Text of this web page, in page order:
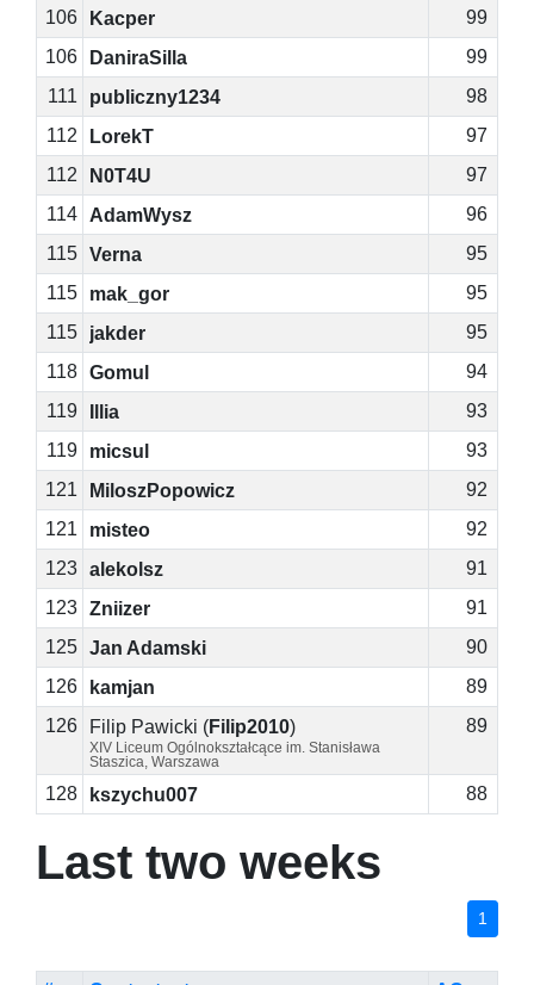
106
Kacper
99
106
DaniraSilla
99
111
publiczny1234
98
112
LorekT
97
112
N0T4U
97
114
AdamWysz
96
115 Verna
95
115
mak_gor
95
115
jakder
95
118 Gomul
94
119
Illia
93
119
micsul
93
121
MiloszPopowicz
92
121
misteo
92
123 alekolsz
91
123 Zniizer
91
125 Jan Adamski
90
126
kamjan
89
126
Filip Pawicki (Filip2010)
XIV Liceum Ogólnokształcące im. Stanisława
Staszica, Warszawa
89
128 kszychu007 88
Last two weeks
1